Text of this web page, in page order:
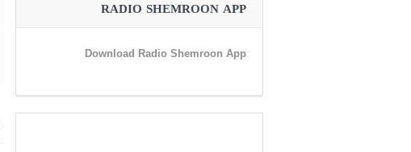
RADIO SHEMROON APP
Download Radio Shemroon App